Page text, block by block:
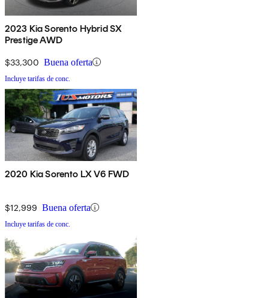
2023 Kia Sorento Hybrid SX
Prestige AWD
$33,300 Buena oferta
Incluye tarifas de conc.
2020 Kia Sorento LX V6 FWD
$12,999 Buena oferta
Incluye tarifas de conc.